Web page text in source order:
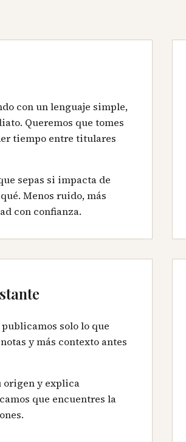
con un lenguaje simple,
Queremos que tomes
tiempo entre titulares
sepas si impacta de
Menos ruido, más
con confianza.
solo lo que
y más contexto antes
origen y explica
que encuentres la